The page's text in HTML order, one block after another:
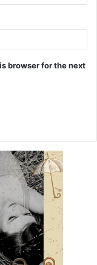
browser for the next